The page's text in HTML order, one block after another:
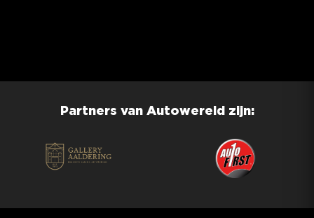
Partners van Autowereld zijn: